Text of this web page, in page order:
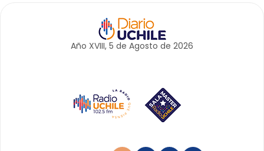
Año XVIII, 5 de Agosto de 2026